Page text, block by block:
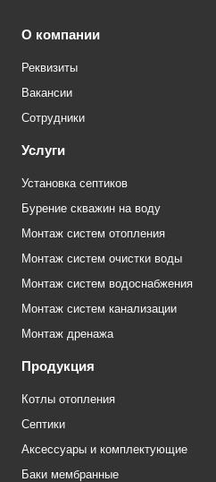
О компании
Реквизиты
Вакансии
Сотрудники
Услуги
Установка септиков
Бурение скважин на воду
Монтаж систем отопления
Монтаж систем очистки воды
Монтаж систем водоснабжения
Монтаж систем канализации
Монтаж дренажа
Продукция
Котлы отопления
Септики
Аксессуары и комплектующие
Баки мембранные